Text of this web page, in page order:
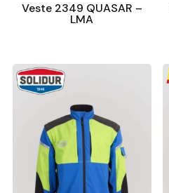
Veste 2349 QUASAR –
LMA